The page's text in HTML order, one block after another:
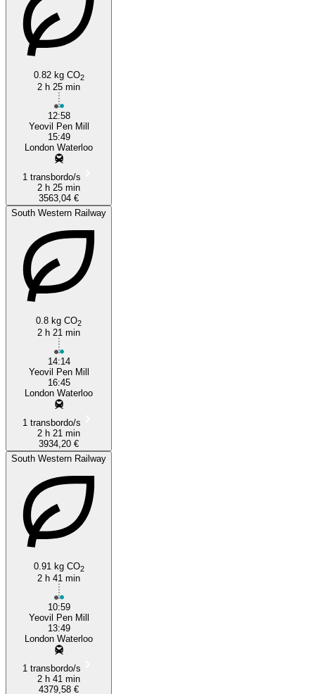
0.82 kg CO2
2 h 25 min
12:58
Yeovil Pen Mill
15:49
London Waterloo
1 transbordo/s
2 h 25 min
3563,04 €
South Western Railway
0.8 kg CO2
2 h 21 min
14:14
Yeovil Pen Mill
16:45
London Waterloo
1 transbordo/s
2 h 21 min
3934,20 €
South Western Railway
0.91 kg CO2
2 h 41 min
10:59
Yeovil Pen Mill
13:49
London Waterloo
1 transbordo/s
2 h 41 min
4379,58 €